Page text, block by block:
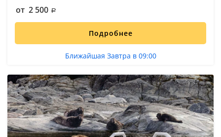
от 2 500
Подробнее
Ближайшая Завтра в 09:00